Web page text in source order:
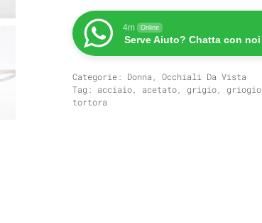
20
SC117
4m Online
Serve Aiuto? Chatta con noi
Categorie: Donna
Occhiali Da Vista
Tag: acciaio acetato grigio griogio
tortora